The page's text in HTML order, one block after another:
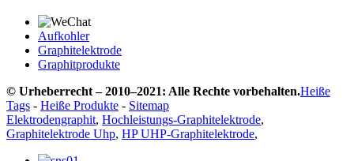
Aufkohler
Graphitelektrode
Graphitprodukte
© Urheberrecht – 2010–2021: Alle Rechte vorbehalten.Heiße
Tags - Heiße Produkte - Sitemap
Elektrodengraphit, Hochleistungs-Graphitelektrode,
Graphitelektrode Uhp, HP UHP-Graphitelektrode,